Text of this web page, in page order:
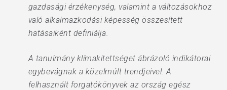
gazdasági érzékenység, valamint a változásokhoz
való alkalmazkodási képesség összesített
hatásaiként definiálja.
A tanulmány klímakitettséget ábrázoló indikátorai
egybevágnak a közelmúlt trendjeivel. A
felhasznált forgatókönyvek az ország egész